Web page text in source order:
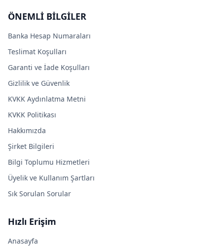
ÖNEMLİ BİLGİLER
Banka Hesap Numaraları
Teslimat Koşulları
Garanti ve İade Koşulları
Gizlilik ve Güvenlik
KVKK Aydınlatma Metni
KVKK Politikası
Hakkımızda
Şirket Bilgileri
Bilgi Toplumu Hizmetleri
Üyelik ve Kullanım Şartları
Sık Sorulan Sorular
Hızlı Erişim
Anasayfa